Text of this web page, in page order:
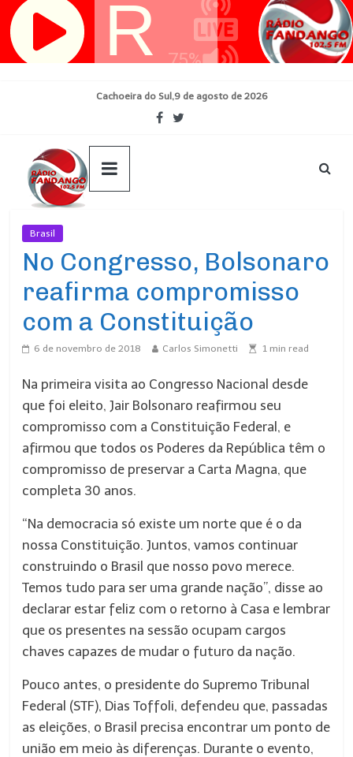
Pular
para
Cachoeira do Sul,9 de agosto de 2026
Brasil
No Congresso, Bolsonaro
reafirma compromisso
com a Constituição
6 de novembro de 2018 Carlos Simonetti 1 min read
Na primeira visita ao Congresso Nacional desde
que foi eleito, Jair Bolsonaro reafirmou seu
compromisso com a Constituição Federal, e
afirmou que todos os Poderes da República têm o
compromisso de preservar a Carta Magna, que
completa 30 anos.
“Na democracia só existe um norte que é o da
nossa Constituição. Juntos, vamos continuar
construindo o Brasil que nosso povo merece.
Temos tudo para ser uma grande nação”, disse ao
declarar estar feliz com o retorno à Casa e lembrar
que os presentes na sessão ocupam cargos
chaves capazes de mudar o futuro da nação.
Pouco antes, o presidente do Supremo Tribunal
Federal (STF), Dias Toffoli, defendeu que, passadas
as eleições, o Brasil precisa encontrar um ponto de
união em meio às diferenças. Durante o evento,